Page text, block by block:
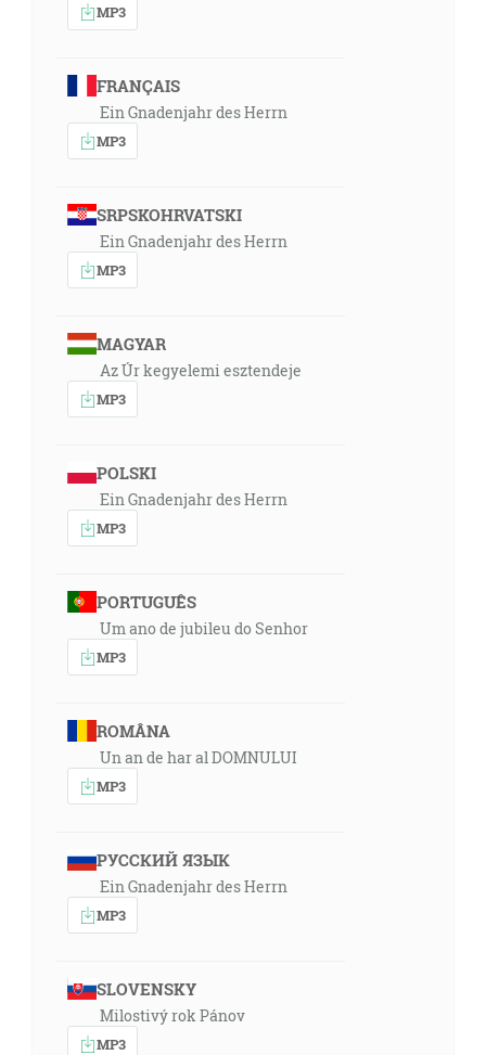
MP3
FRANÇAIS
Ein Gnadenjahr des Herrn
MP3
SRPSKOHRVATSKI
Ein Gnadenjahr des Herrn
MP3
MAGYAR
Az Úr kegyelemi esztendeje
MP3
POLSKI
Ein Gnadenjahr des Herrn
MP3
PORTUGUÊS
Um ano de jubileu do Senhor
MP3
ROMÂNA
Un an de har al DOMNULUI
MP3
РУССКИЙ ЯЗЫК
Ein Gnadenjahr des Herrn
MP3
SLOVENSKY
Milostivý rok Pánov
MP3